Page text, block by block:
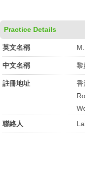
Practice Details
英文名稱
中文名稱 黎
註冊地址
香
聯絡人